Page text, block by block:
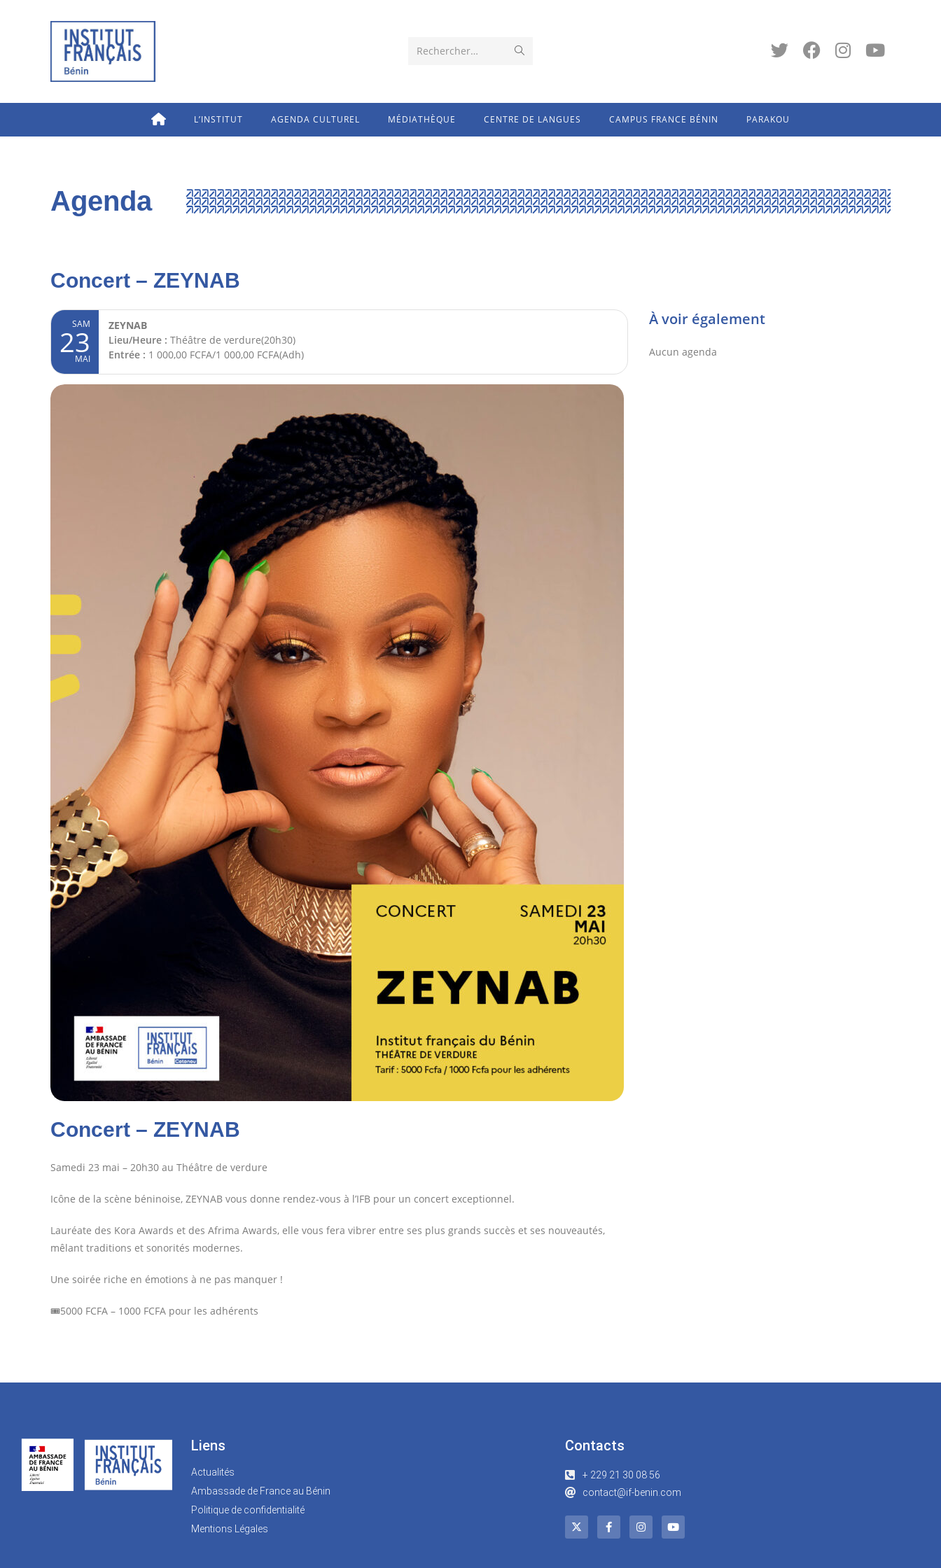
Rechercher…
L’INSTITUT AGENDA CULTUREL MÉDIATHÈQUE CENTRE DE LANGUES CAMPUS FRANCE BÉNIN PARAKOU
Agenda
Concert – ZEYNAB
SAM
23
MAI
ZEYNAB
Lieu/Heure : Théâtre de verdure(20h30)
Entrée : 1 000,00 FCFA/1 000,00 FCFA(Adh)
Concert – ZEYNAB
Samedi 23 mai – 20h30 au Théâtre de verdure
Icône de la scène béninoise, ZEYNAB vous donne rendez-vous à l’IFB pour un concert exceptionnel.
Lauréate des Kora Awards et des Afrima Awards, elle vous fera vibrer entre ses plus grands succès et ses nouveautés,
mêlant traditions et sonorités modernes.
Une soirée riche en émotions à ne pas manquer !
🎟️5000 FCFA – 1000 FCFA pour les adhérents
À voir également
Aucun agenda
Liens
Actualités
Ambassade de France au Bénin
Politique de confidentialité
Mentions Légales
Contacts
+ 229 21 30 08 56
contact@if-benin.com